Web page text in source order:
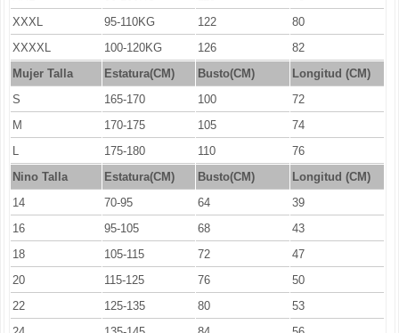
XXXL
95-110KG 122
80
XXXXL
100-120KG 126
82
Mujer Talla
Estatura(CM) Busto(CM)
Longitud (CM)
S
165-170 100
72
M
170-175 105
74
L
175-180 110
76
Nino Talla
Estatura(CM) Busto(CM)
Longitud (CM)
14
70-95 64
39
16
95-105 68
43
18
105-115 72
47
20
115-125 76
50
22
125-135 80
53